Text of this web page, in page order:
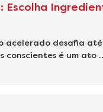
Escolha
acelerado desafia até
conscientes é um ato